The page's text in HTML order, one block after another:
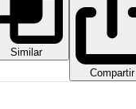
Similar
Compartir